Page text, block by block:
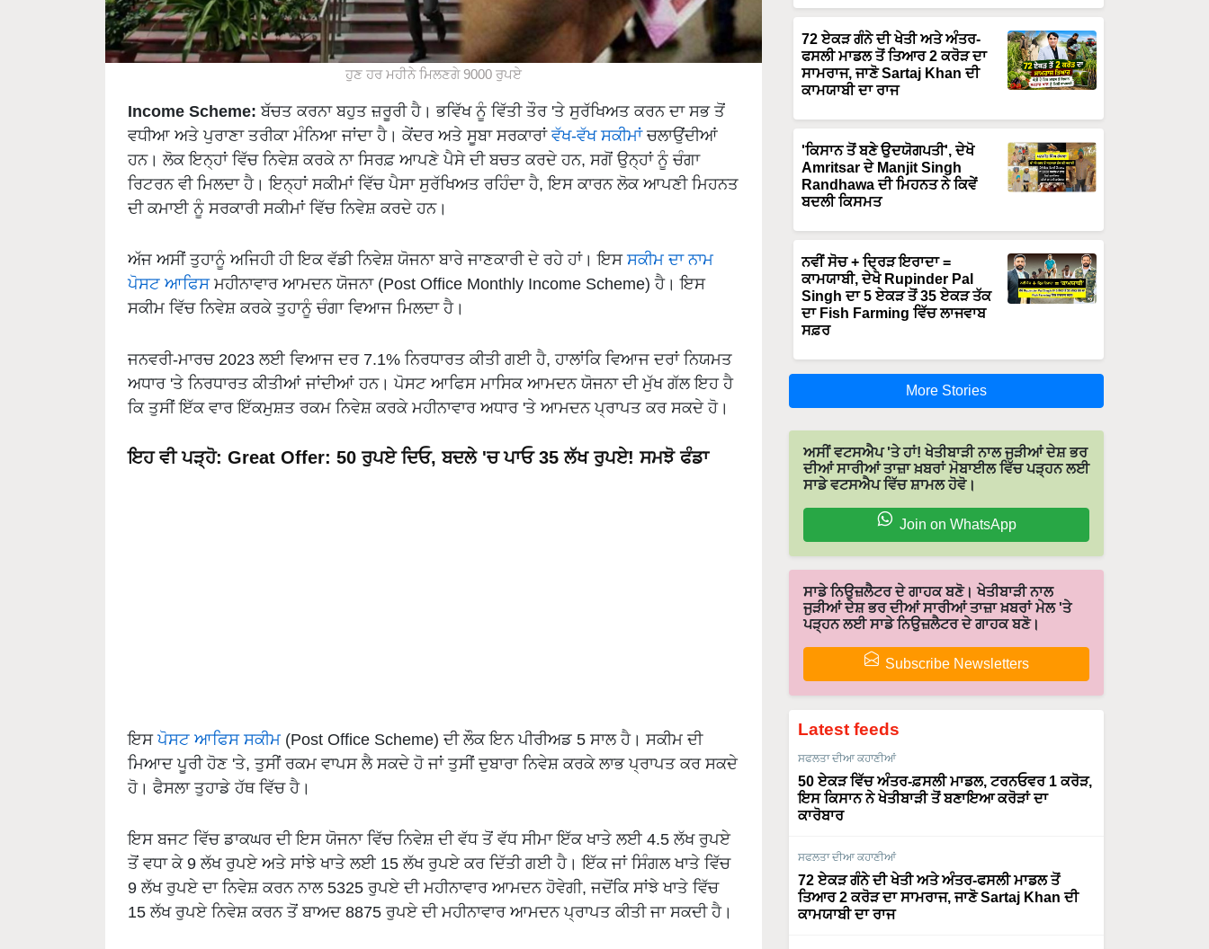
ਹੁਣ ਹਰ ਮਹੀਨੇ ਮਿਲਣਗੇ 9000 ਰੁਪਏ
Income Scheme: ਬੱਚਤ ਕਰਨਾ ਬਹੁਤ ਜ਼ਰੂਰੀ ਹੈ। ਭਵਿੱਖ ਨੂੰ ਵਿੱਤੀ ਤੌਰ 'ਤੇ ਸੁਰੱਖਿਅਤ ਕਰਨ ਦਾ ਸਭ ਤੋਂ
ਵਧੀਆ ਅਤੇ ਪੁਰਾਣਾ ਤਰੀਕਾ ਮੰਨਿਆ ਜਾਂਦਾ ਹੈ। ਕੇਂਦਰ ਅਤੇ ਸੂਬਾ ਸਰਕਾਰਾਂਵੱਖ-ਵੱਖ ਸਕੀਮਾਂਚਲਾਉਂਦੀਆਂ
ਹਨ। ਲੋਕ ਇਨ੍ਹਾਂ ਵਿੱਚ ਨਿਵੇਸ਼ ਕਰਕੇ ਨਾ ਸਿਰਫ਼ ਆਪਣੇ ਪੈਸੇ ਦੀ ਬਚਤ ਕਰਦੇ ਹਨ, ਸਗੋਂ ਉਨ੍ਹਾਂ ਨੂੰ ਚੰਗਾ
ਰਿਟਰਨ ਵੀ ਮਿਲਦਾ ਹੈ। ਇਨ੍ਹਾਂ ਸਕੀਮਾਂ ਵਿੱਚ ਪੈਸਾ ਸੁਰੱਖਿਅਤ ਰਹਿੰਦਾ ਹੈ, ਇਸ ਕਾਰਨ ਲੋਕ ਆਪਣੀ ਮਿਹਨਤ
ਦੀ ਕਮਾਈ ਨੂੰ ਸਰਕਾਰੀ ਸਕੀਮਾਂ ਵਿੱਚ ਨਿਵੇਸ਼ ਕਰਦੇ ਹਨ।
ਅੱਜ ਅਸੀਂ ਤੁਹਾਨੂੰ ਅਜਿਹੀ ਹੀ ਇਕ ਵੱਡੀ ਨਿਵੇਸ਼ ਯੋਜਨਾ ਬਾਰੇ ਜਾਣਕਾਰੀ ਦੇ ਰਹੇ ਹਾਂ। ਇਸਸਕੀਮ ਦਾ ਨਾਮ
ਪੋਸਟ ਆਫਿਸਮਹੀਨਾਵਾਰ ਆਮਦਨ ਯੋਜਨਾ (Post Office Monthly Income Scheme) ਹੈ। ਇਸ
ਸਕੀਮ ਵਿੱਚ ਨਿਵੇਸ਼ ਕਰਕੇ ਤੁਹਾਨੂੰ ਚੰਗਾ ਵਿਆਜ ਮਿਲਦਾ ਹੈ।
ਜਨਵਰੀ-ਮਾਰਚ 2023 ਲਈ ਵਿਆਜ ਦਰ 7.1% ਨਿਰਧਾਰਤ ਕੀਤੀ ਗਈ ਹੈ, ਹਾਲਾਂਕਿ ਵਿਆਜ ਦਰਾਂ ਨਿਯਮਤ
ਅਧਾਰ 'ਤੇ ਨਿਰਧਾਰਤ ਕੀਤੀਆਂ ਜਾਂਦੀਆਂ ਹਨ। ਪੋਸਟ ਆਫਿਸ ਮਾਸਿਕ ਆਮਦਨ ਯੋਜਨਾ ਦੀ ਮੁੱਖ ਗੱਲ ਇਹ ਹੈ
ਕਿ ਤੁਸੀਂ ਇੱਕ ਵਾਰ ਇੱਕਮੁਸ਼ਤ ਰਕਮ ਨਿਵੇਸ਼ ਕਰਕੇ ਮਹੀਨਾਵਾਰ ਅਧਾਰ 'ਤੇ ਆਮਦਨ ਪ੍ਰਾਪਤ ਕਰ ਸਕਦੇ ਹੋ।
ਇਹ ਵੀ ਪੜ੍ਹੋ: Great Offer: 50 ਰੁਪਏ ਦਿਓ, ਬਦਲੇ 'ਚ ਪਾਓ 35 ਲੱਖ ਰੁਪਏ! ਸਮਝੋ ਫੰਡਾ
ਇਸਪੋਸਟ ਆਫਿਸ ਸਕੀਮ (Post Office Scheme) ਦੀ ਲੌਕ ਇਨ ਪੀਰੀਅਡ 5 ਸਾਲ ਹੈ। ਸਕੀਮ ਦੀ
ਮਿਆਦ ਪੂਰੀ ਹੋਣ 'ਤੇ, ਤੁਸੀਂ ਰਕਮ ਵਾਪਸ ਲੈ ਸਕਦੇ ਹੋ ਜਾਂ ਤੁਸੀਂ ਦੁਬਾਰਾ ਨਿਵੇਸ਼ ਕਰਕੇ ਲਾਭ ਪ੍ਰਾਪਤ ਕਰ ਸਕਦੇ
ਹੋ। ਫੈਸਲਾ ਤੁਹਾਡੇ ਹੱਥ ਵਿੱਚ ਹੈ।
ਇਸ ਬਜਟ ਵਿੱਚ ਡਾਕਘਰ ਦੀ ਇਸ ਯੋਜਨਾ ਵਿੱਚ ਨਿਵੇਸ਼ ਦੀ ਵੱਧ ਤੋਂ ਵੱਧ ਸੀਮਾ ਇੱਕ ਖਾਤੇ ਲਈ 4.5 ਲੱਖ ਰੁਪਏ
ਤੋਂ ਵਧਾ ਕੇ 9 ਲੱਖ ਰੁਪਏ ਅਤੇ ਸਾਂਝੇ ਖਾਤੇ ਲਈ 15 ਲੱਖ ਰੁਪਏ ਕਰ ਦਿੱਤੀ ਗਈ ਹੈ। ਇੱਕ ਜਾਂ ਸਿੰਗਲ ਖਾਤੇ ਵਿੱਚ
9 ਲੱਖ ਰੁਪਏ ਦਾ ਨਿਵੇਸ਼ ਕਰਨ ਨਾਲ 5325 ਰੁਪਏ ਦੀ ਮਹੀਨਾਵਾਰ ਆਮਦਨ ਹੋਵੇਗੀ, ਜਦੋਂਕਿ ਸਾਂਝੇ ਖਾਤੇ ਵਿੱਚ
15 ਲੱਖ ਰੁਪਏ ਨਿਵੇਸ਼ ਕਰਨ ਤੋਂ ਬਾਅਦ 8875 ਰੁਪਏ ਦੀ ਮਹੀਨਾਵਾਰ ਆਮਦਨ ਪ੍ਰਾਪਤ ਕੀਤੀ ਜਾ ਸਕਦੀ ਹੈ।
72 ਏਕੜ ਗੰਨੇ ਦੀ ਖੇਤੀ ਅਤੇ ਅੰਤਰ-
ਫਸਲੀ ਮਾਡਲ ਤੋਂ ਤਿਆਰ 2 ਕਰੋੜ ਦਾ
ਸਾਮਰਾਜ, ਜਾਣੋ Sartaj Khan ਦੀ
ਕਾਮਯਾਬੀ ਦਾ ਰਾਜ
'ਕਿਸਾਨ ਤੋਂ ਬਣੇ ਉਦਯੋਗਪਤੀ', ਦੇਖੋ
Amritsar ਦੇ Manjit Singh
Randhawa ਦੀ ਮਿਹਨਤ ਨੇ ਕਿਵੇਂ
ਬਦਲੀ ਕਿਸਮਤ
ਨਵੀਂ ਸੋਚ + ਦ੍ਰਿੜ ਇਰਾਦਾ =
ਕਾਮਯਾਬੀ, ਦੇਖੋ Rupinder Pal
Singh ਦਾ 5 ਏਕੜ ਤੋਂ 35 ਏਕੜ ਤੱਕ
ਦਾ Fish Farming ਵਿੱਚ ਲਾਜਵਾਬ
ਸਫ਼ਰ
More Stories
ਅਸੀਂ ਵਟਸਐਪ 'ਤੇ ਹਾਂ! ਖੇਤੀਬਾੜੀ ਨਾਲ ਜੁੜੀਆਂ ਦੇਸ਼ ਭਰ
ਦੀਆਂ ਸਾਰੀਆਂ ਤਾਜ਼ਾ ਖ਼ਬਰਾਂ ਮੋਬਾਈਲ ਵਿੱਚ ਪੜ੍ਹਨ ਲਈ
ਸਾਡੇ ਵਟਸਐਪ ਵਿੱਚ ਸ਼ਾਮਲ ਹੋਵੋ।
Join on WhatsApp
ਸਾਡੇ ਨਿਉਜ਼ਲੈਟਰ ਦੇ ਗਾਹਕ ਬਣੋ। ਖੇਤੀਬਾੜੀ ਨਾਲ
ਜੁੜੀਆਂ ਦੇਸ਼ ਭਰ ਦੀਆਂ ਸਾਰੀਆਂ ਤਾਜ਼ਾ ਖ਼ਬਰਾਂ ਮੇਲ 'ਤੇ
ਪੜ੍ਹਨ ਲਈ ਸਾਡੇ ਨਿਉਜ਼ਲੈਟਰ ਦੇ ਗਾਹਕ ਬਣੋ।
Subscribe Newsletters
Latest feeds
ਸਫਲਤਾ ਦੀਆ ਕਹਾਣੀਆਂ
50 ਏਕੜ ਵਿੱਚ ਅੰਤਰ-ਫ਼ਸਲੀ ਮਾਡਲ, ਟਰਨਓਵਰ 1 ਕਰੋੜ,
ਇਸ ਕਿਸਾਨ ਨੇ ਖੇਤੀਬਾੜੀ ਤੋਂ ਬਣਾਇਆ ਕਰੋੜਾਂ ਦਾ
ਕਾਰੋਬਾਰ
ਸਫਲਤਾ ਦੀਆ ਕਹਾਣੀਆਂ
72 ਏਕੜ ਗੰਨੇ ਦੀ ਖੇਤੀ ਅਤੇ ਅੰਤਰ-ਫਸਲੀ ਮਾਡਲ ਤੋਂ
ਤਿਆਰ 2 ਕਰੋੜ ਦਾ ਸਾਮਰਾਜ, ਜਾਣੋ Sartaj Khan ਦੀ
ਕਾਮਯਾਬੀ ਦਾ ਰਾਜ